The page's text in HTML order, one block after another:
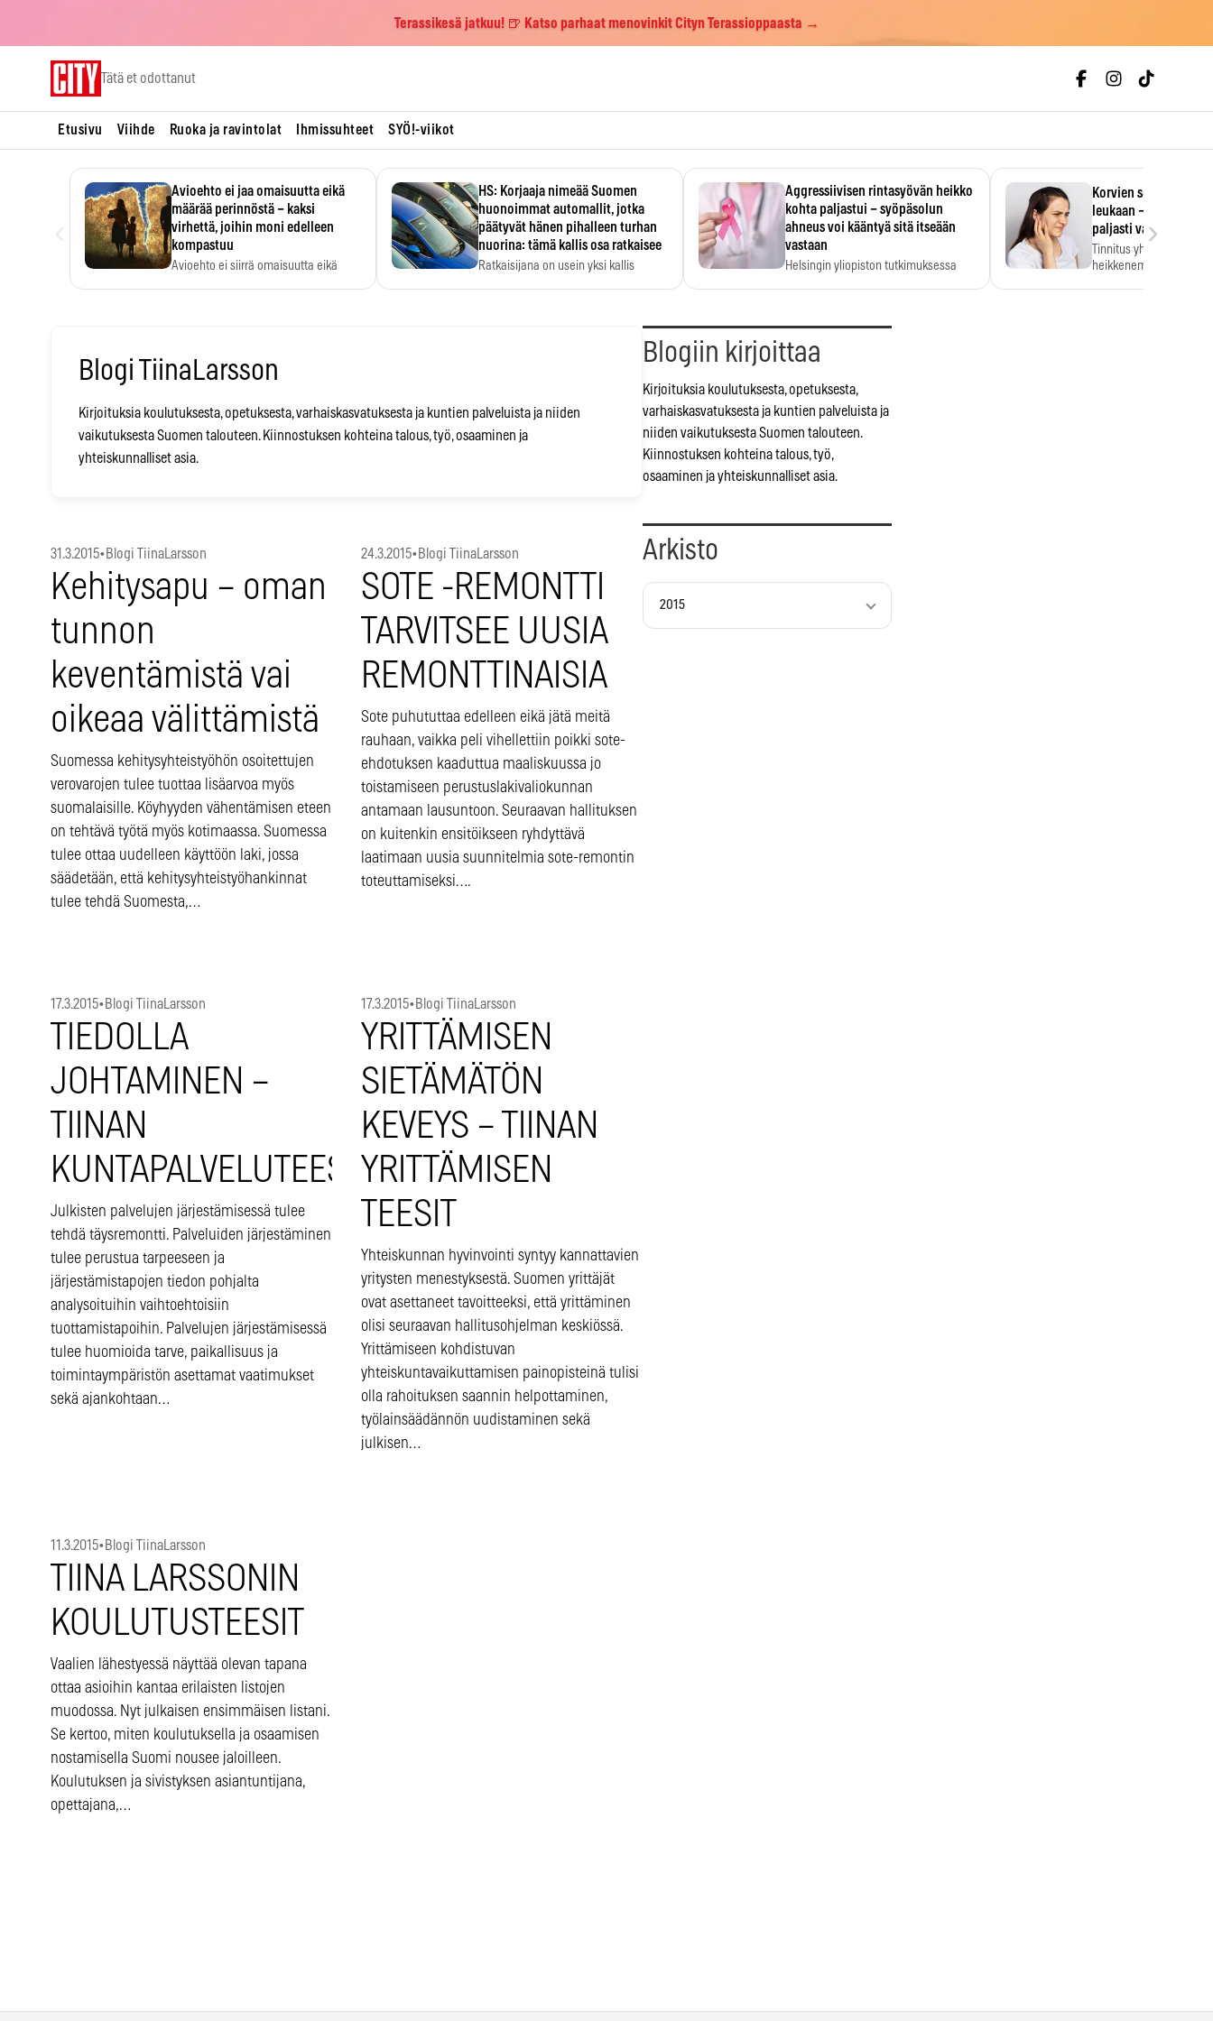
Terassikesä jatkuu! 🍺 Katso parhaat menovinkit Cityn Terassioppaasta →
Tätä et odottanut
Etusivu Viihde Ruoka ja ravintolat Ihmissuhteet SYÖ!-viikot
Avioehto ei jaa omaisuutta eikä
määrää perinnöstä – kaksi
virhettä, joihin moni edelleen
kompastuu
Avioehto ei siirrä omaisuutta eikä
HS: Korjaaja nimeää Suomen
huonoimmat automallit, jotka
päätyvät hänen pihalleen turhan
nuorina: tämä kallis osa ratkaisee
Ratkaisijana on usein yksi kallis
Aggressiivisen rintasyövän heikko
kohta paljastui – syöpäsolun
ahneus voi kääntyä sitä itseään
vastaan
Helsingin yliopiston tutkimuksessa
Korvien soiminen
leukaan – 47 349
paljasti vahvan
Tinnitus yhdistetään
heikkenemiseen.
›
Blogi TiinaLarsson
Kirjoituksia koulutuksesta, opetuksesta, varhaiskasvatuksesta ja kuntien palveluista ja niiden
vaikutuksesta Suomen talouteen. Kiinnostuksen kohteina talous, työ, osaaminen ja
yhteiskunnalliset asia.
31.3.2015•Blogi TiinaLarsson
Kehitysapu – oman
tunnon
keventämistä vai
oikeaa välittämistä
Suomessa kehitysyhteistyöhön osoitettujen
verovarojen tulee tuottaa lisäarvoa myös
suomalaisille. Köyhyyden vähentämisen eteen
on tehtävä työtä myös kotimaassa. Suomessa
tulee ottaa uudelleen käyttöön laki, jossa
säädetään, että kehitysyhteistyöhankinnat
tulee tehdä Suomesta,…
24.3.2015•Blogi TiinaLarsson
SOTE -REMONTTI
TARVITSEE UUSIA
REMONTTINAISIA
Sote puhututtaa edelleen eikä jätä meitä
rauhaan, vaikka peli vihellettiin poikki sote-
ehdotuksen kaaduttua maaliskuussa jo
toistamiseen perustuslakivaliokunnan
antamaan lausuntoon. Seuraavan hallituksen
on kuitenkin ensitöikseen ryhdyttävä
laatimaan uusia suunnitelmia sote-remontin
toteuttamiseksi….
17.3.2015•Blogi TiinaLarsson
TIEDOLLA
JOHTAMINEN –
TIINAN
KUNTAPALVELUTEESIT
Julkisten palvelujen järjestämisessä tulee
tehdä täysremontti. Palveluiden järjestäminen
tulee perustua tarpeeseen ja
järjestämistapojen tiedon pohjalta
analysoituihin vaihtoehtoisiin
tuottamistapoihin. Palvelujen järjestämisessä
tulee huomioida tarve, paikallisuus ja
toimintaympäristön asettamat vaatimukset
sekä ajankohtaan…
17.3.2015•Blogi TiinaLarsson
YRITTÄMISEN
SIETÄMÄTÖN
KEVEYS – TIINAN
YRITTÄMISEN
TEESIT
Yhteiskunnan hyvinvointi syntyy kannattavien
yritysten menestyksestä. Suomen yrittäjät
ovat asettaneet tavoitteeksi, että yrittäminen
olisi seuraavan hallitusohjelman keskiössä.
Yrittämiseen kohdistuvan
yhteiskuntavaikuttamisen painopisteinä tulisi
olla rahoituksen saannin helpottaminen,
työlainsäädännön uudistaminen sekä
julkisen…
11.3.2015•Blogi TiinaLarsson
TIINA LARSSONIN
KOULUTUSTEESIT
Vaalien lähestyessä näyttää olevan tapana
ottaa asioihin kantaa erilaisten listojen
muodossa. Nyt julkaisen ensimmäisen listani.
Se kertoo, miten koulutuksella ja osaamisen
nostamisella Suomi nousee jaloilleen.
Koulutuksen ja sivistyksen asiantuntijana,
opettajana,…
Blogiin kirjoittaa
Kirjoituksia koulutuksesta, opetuksesta,
varhaiskasvatuksesta ja kuntien palveluista ja
niiden vaikutuksesta Suomen talouteen.
Kiinnostuksen kohteina talous, työ,
osaaminen ja yhteiskunnalliset asia.
Arkisto
2015